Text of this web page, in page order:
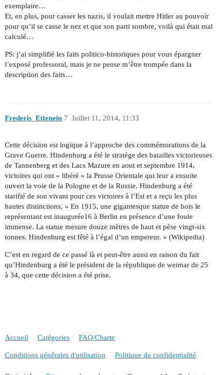
exemplaire…
Et, en plus, pour casser les nazis, il voulait mettre Hitler au pouvoir
pour qu’il se casse le nez et que son parti sombre, voilà qui était mal
calculé…
PS: j’ai simplifié les faits politico-historiques pour vous épargner
l’exposé professoral, mais je ne pense m’être trompée dans la
description des faits…
Frederis_Ettenein Juillet 11, 2014, 11:33
7
Cette décision est logique à l’approche des commémorations de la
Grave Guerre. Hindenburg a été le stratège des batailles victorieuses
de Tannenberg et des Lacs Mazure en aout et septembre 1914,
victoires qui ont « libéré » la Prusse Orientale qui leur a ensuite
ouvert la voie de la Pologne et de la Russie. Hindenburg a été
starifié de son vivant pour ces victoires à l’Est et a reçu les plus
hautes distinctions, « En 1915, une gigantesque statue de bois le
représentant est inaugurée16 à Berlin en présence d’une foule
immense. La statue mesure douze mètres de haut et pèse vingt-six
tonnes. Hindenburg est fêté à l’égal d’un empereur. » (Wikipedia)
C’est en regard de ce passé là et peut-être aussi en raison du fait
qu’Hindenburg a été le président de la république de weimar de 25
à 34, que cette décision a été prise.
Accueil Catégories FAQ/Charte
Conditions générales d'utilisation Politique de confidentialité